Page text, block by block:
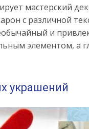
мастерский
с различной
и
элементом, а
украшений